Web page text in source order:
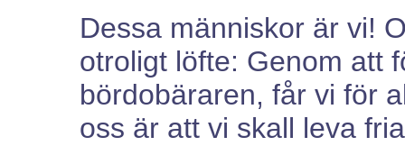
Dessa människor är vi!
otroligt löfte: Genom att
bördobäraren, får vi för
oss är att vi skall leva